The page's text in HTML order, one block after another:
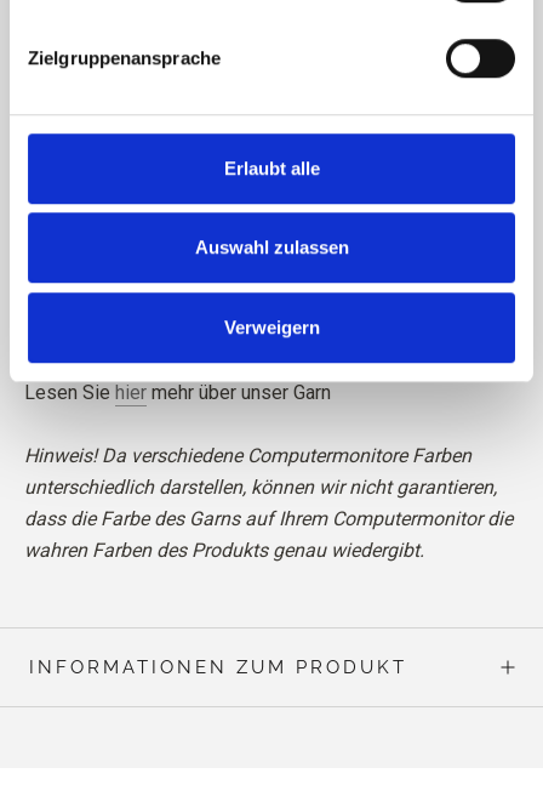
Zielgruppenansprache
Erlaubt alle
Auswahl zulassen
Verweigern
Bitte beachten Sie, dass Kaschmirfasern kürzer sind als
z.B. Merinofasern, was bedeutet, dass das fertige
Gestrick eine besondere Pflege in Bezug auf Pilling
erfordert. Wir empfehlen die Verwendung eines
losen Fasern mit einer Schere, um Ihr Strickstück in
perfektem Zustand zu erhalten.
Lesen Sie hier mehr über unser Garn
Hinweis! Da verschiedene Computermonitore Farben
unterschiedlich darstellen, können wir nicht garantieren,
dass die Farbe des Garns auf Ihrem Computermonitor die
wahren Farben des Produkts genau wiedergibt.
INFORMATIONEN ZUM PRODUKT